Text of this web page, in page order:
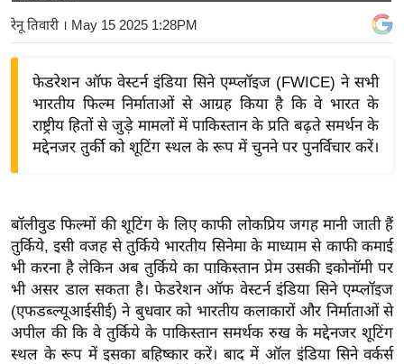
बि
ज़
द्यो
त
वि
शे
ष
ज्ञ
रा
रेनू तिवारी । May 15 2025 1:28PM
फेडरेशन ऑफ वेस्टर्न इंडिया सिने एम्प्लॉइज (FWICE) ने सभी
भारतीय फिल्म निर्माताओं से आग्रह किया है कि वे भारत के
राष्ट्रीय हितों से जुड़े मामलों में पाकिस्तान के प्रति बढ़ते समर्थन के
मद्देनजर तुर्की को शूटिंग स्थल के रूप में चुनने पर पुनर्विचार करें।
बॉलीवुड फिल्मों की शूटिंग के लिए काफी लोकप्रिय जगह मानी जाती हैं
तुर्किये, इसी वजह से तुर्किये भारतीय सिनेमा के माध्याम से काफी कमाई
भी करना है लेकिन अब तुर्किये का पाकिस्तान प्रेम उसकी इकोनॉमी पर
भी असर डाल सकता है। फेडरेशन ऑफ वेस्टर्न इंडिया सिने एम्प्लॉइज
(एफडब्ल्यूआईसीई) ने बुधवार को भारतीय कलाकारों और निर्माताओं से
अपील की कि वे तुर्किये के पाकिस्तान समर्थक रुख के मद्देनजर शूटिंग
स्थल के रूप में इसका बहिष्कार करें। बाद में ऑल इंडिया सिने वर्कर्स